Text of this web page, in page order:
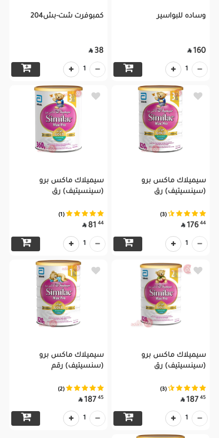
وساده للبواسير
160

1
كمبوفرت شت-بش204
38

1
سيميلاك ماكس برو
(سينسيتيف) رق
(3)
44
176

1
سيميلاك ماكس برو
(سينسيتيف) رق
(1)
44
81

1
سيميلاك ماكس برو
(سينسيتيف) رق
(3)
45
187

1
سيميلاك ماكس برو
(سنسيتيف) رقم
(2)
45
187

1